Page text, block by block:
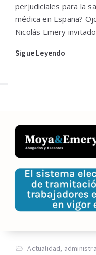
perjudiciales para la
médica en España?
Nicolás Emery
Sigue Leyendo
Actualidad,